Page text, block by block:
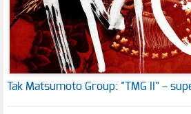
Tak Matsumoto Group: "TMG II" –